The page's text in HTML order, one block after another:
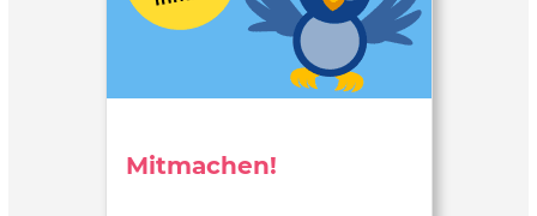
Mitmachen!